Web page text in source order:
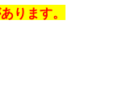
ります。